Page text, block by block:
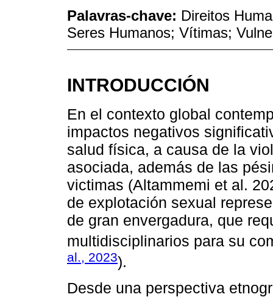
Palavras-chave: Direitos
Seres Humanos; Vítimas;
INTRODUCCIÓN
En el contexto global
impactos negativos
salud física, a causa de la
asociada, además de las
victimas (Altammemi et al.
de explotación sexual
de gran envergadura, que
multidisciplinarios para su
al., 2023).
Desde una perspectiva